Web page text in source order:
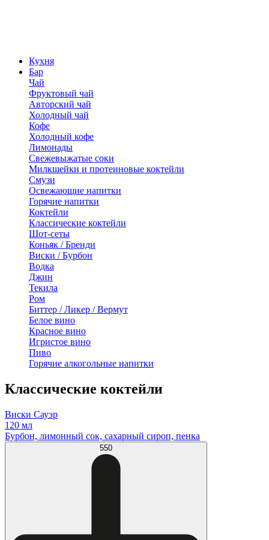
Кухня
Бар
Чай
Фруктовый чай
Авторский чай
Холодный чай
Кофе
Холодный кофе
Лимонады
Свежевыжатые соки
Милкшейки и протеиновые коктейли
Смузи
Освежающие напитки
Горячие напитки
Коктейли
Классические коктейли
Шот-сеты
Коньяк / Бренди
Виски / Бурбон
Водка
Джин
Текила
Ром
Биттер / Ликер / Вермут
Белое вино
Красное вино
Игристое вино
Пиво
Горячие алкогольные напитки
Классические коктейли
Виски Сауэр
120 мл
Бурбон, лимонный сок, сахарный сироп, пенка
550